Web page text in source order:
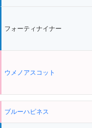
フォーティナイナー
ウメノアスコット
ブルーハピネス